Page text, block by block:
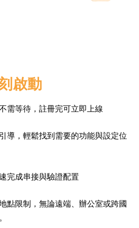
啟動
需等待，註冊完可立即上線
導，輕鬆找到需要的功能與設定位
完成串接與驗證配置
點限制，無論遠端、辦公室或跨國